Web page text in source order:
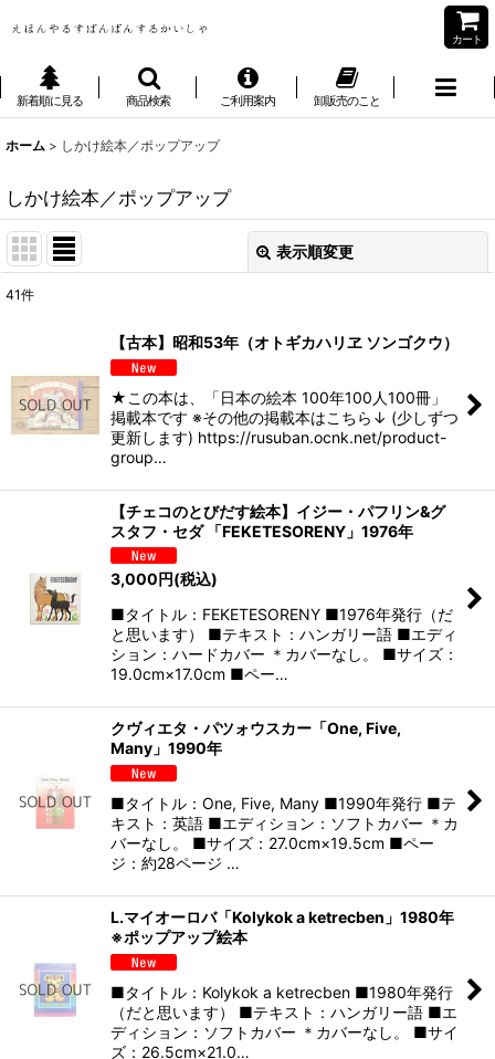
カート
新着順に見る 商品検索 ご利用案内 卸販売のこと
ホーム > しかけ絵本／ポップアップ
しかけ絵本／ポップアップ
表示順変更
並び順:
絞り込む
41件
【古本】昭和53年（オトギカハリヱ ソンゴクウ）
★この本は、「日本の絵本 100年100人100冊」
掲載本です ※その他の掲載本はこちら↓ (少しずつ
更新します) https://rusuban.ocnk.net/product-
group…
【チェコのとびだす絵本】イジー・パフリン&グ
スタフ・セダ 「FEKETESORENY」1976年
3,000円(税込)
■タイトル：FEKETESORENY ■1976年発行（だ
と思います） ■テキスト：ハンガリー語 ■エディ
ション：ハードカバー ＊カバーなし。 ■サイズ：
19.0cm×17.0cm ■ペー…
クヴィエタ・パツォウスカー「One, Five,
Many」1990年
■タイトル：One, Five, Many ■1990年発行 ■テ
キスト：英語 ■エディション：ソフトカバー ＊カ
バーなし。 ■サイズ：27.0cm×19.5cm ■ペー
ジ：約28ページ …
L.マイオーロバ「Kolykok a ketrecben」1980年
※ポップアップ絵本
■タイトル：Kolykok a ketrecben ■1980年発行
（だと思います） ■テキスト：ハンガリー語 ■エ
ディション：ソフトカバー ＊カバーなし。 ■サイ
ズ：26.5cm×21.0…